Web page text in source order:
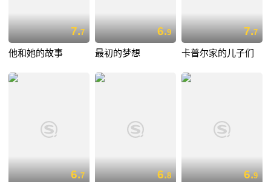
7.7
他和她的故事
6.9
最初的梦想
7.7
卡普尔家的儿子们
6.7 6.8 6.9